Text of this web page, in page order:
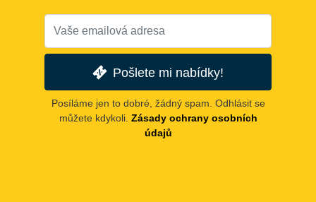
Pošlete mi nabídky!
Posíláme jen to dobré, žádný spam. Odhlásit se
můžete kdykoli. Zásady ochrany osobních
údajů